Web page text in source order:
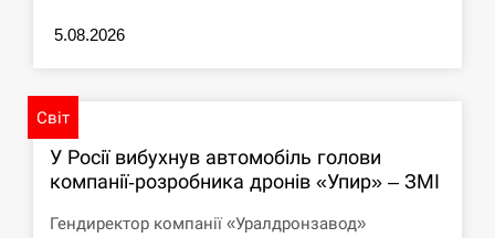
5.08.2026
Світ
У Росії вибухнув автомобіль голови
компанії-розробника дронів «Упир» – ЗМІ
Гендиректор компанії «Уралдронзавод»